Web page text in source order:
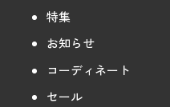
特集
お知らせ
コーディネート
セール